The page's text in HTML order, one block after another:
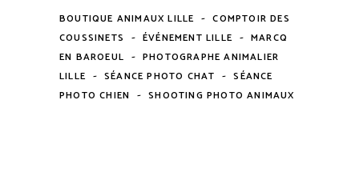
BOUTIQUE ANIMAUX LILLE - COMPTOIR DES
COUSSINETS - ÉVÉNEMENT LILLE - MARCQ
EN BAROEUL - PHOTOGRAPHE ANIMALIER
LILLE - SÉANCE PHOTO CHAT - SÉANCE
PHOTO CHIEN - SHOOTING PHOTO ANIMAUX